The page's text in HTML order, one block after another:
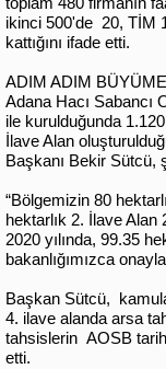
ikinci 500'de 20, TİM
kattığını ifade etti.
ADIM ADIM BÜYÜME
Adana Hacı Sabancı
ile kurulduğunda
İlave Alan
Başkanı Bekir Sütcü,
“Bölgemizin 80
hektarlık 2. İlave Alan
2020 yılında, 99.35
bakanlığımızca
Başkan Sütcü,
4. ilave alanda arsa
tahsislerin AOSB
etti.